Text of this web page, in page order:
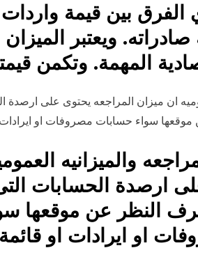
الفرق بين قيمة واردات
ويعتبر
ان ميزان المراجعه يحتوى على ارصدة
سواء حسابات مصروفات او
والميزانيه
ارصدة الحسابات
النظر عن موقعها
او ايرادات او